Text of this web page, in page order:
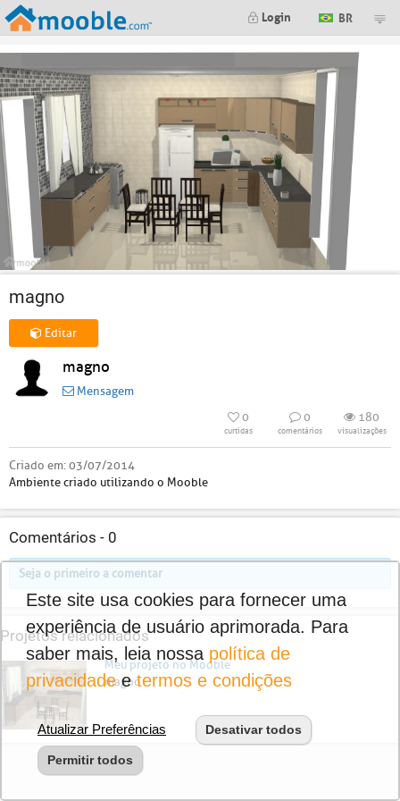
Login BR
magno
Editar
magno
Mensagem
0
curtidas
0
comentários
180
visualizações
Criado em:03/07/2014
Ambiente criado utilizando o Mooble
Comentários - 0
Seja o primeiro a comentar
Projetos relacionados
Meu projeto no Mooble
magno
Este site usa cookies para fornecer uma
experiência de usuário aprimorada. Para
saber mais, leia nossa política de
privacidadeetermos e condições
Atualizar Preferências Desativar todos
Permitir todos